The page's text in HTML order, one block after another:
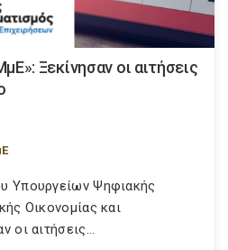
Ξεκίνησαν οι αιτήσεις
Υπουργείων Ψηφιακής
Οικονομίας και
οι αιτήσεις...